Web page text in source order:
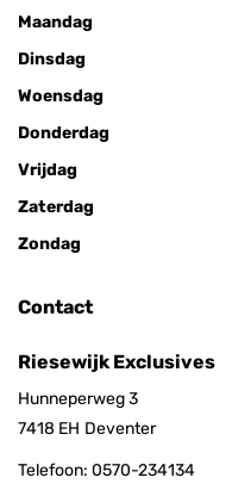
Maandag
Dinsdag
Woensdag
Donderdag
Vrijdag
Zaterdag
Zondag
Contact
Riesewijk Exclusives
Hunneperweg 3
7418 EH Deventer
Telefoon: 0570-234134